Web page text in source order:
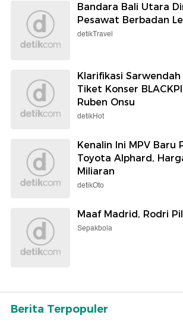
Bandara Bali Utara
Pesawat Berbadan
detikTravel
Klarifikasi
Tiket Konser
Ruben Onsu
detikHot
Kenalin Ini MPV Baru
Toyota Alphard,
Miliaran
detikOto
Maaf Madrid, Rodri
Sepakbola
Berita Terpopuler